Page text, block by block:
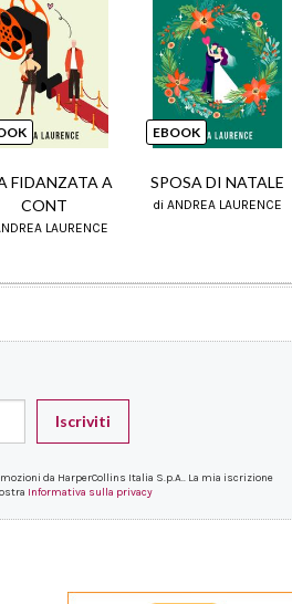
FIDANZATA A
CONT
LAURENCE
EBOOK
SPOSA DI NATALE
di ANDREA LAURENCE
Iscriviti
da HarperCollins Italia S.p.A.. La mia iscrizione
Informativa sulla privacy